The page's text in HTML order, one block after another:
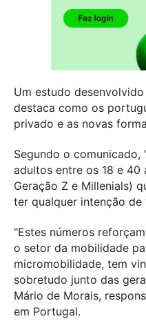
Um estudo
destaca como os
privado e as novas
Segundo o comunicado,
adultos entre os 18 e 40
Geração Z e Millenials)
ter qualquer intenção
"Estes números
o setor da mobilidade
micromobilidade, tem
sobretudo junto das
Mário de Morais,
em Portugal.